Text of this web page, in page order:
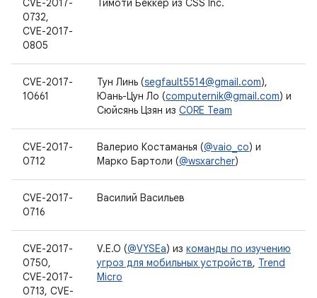
CVE-2017-
0732,
CVE-2017-
0805
Тимоти Беккер из CSS Inc.
CVE-2017-
10661
Тун Линь (segfault5514@gmail.com),
Юань-Цун Ло (computernik@gmail.com) и
Сюйсянь Цзян из C0RE Team
CVE-2017-
0712
Валерио Костаманья (@vaio_co) и
Марко Бартоли (@wsxarcher)
CVE-2017-
0716
Василий Васильев
CVE-2017-
0750,
CVE-2017-
0713, CVE-
V.E.O (@VYSEa) из команды по изучению
угроз для мобильных устройств, Trend
Micro